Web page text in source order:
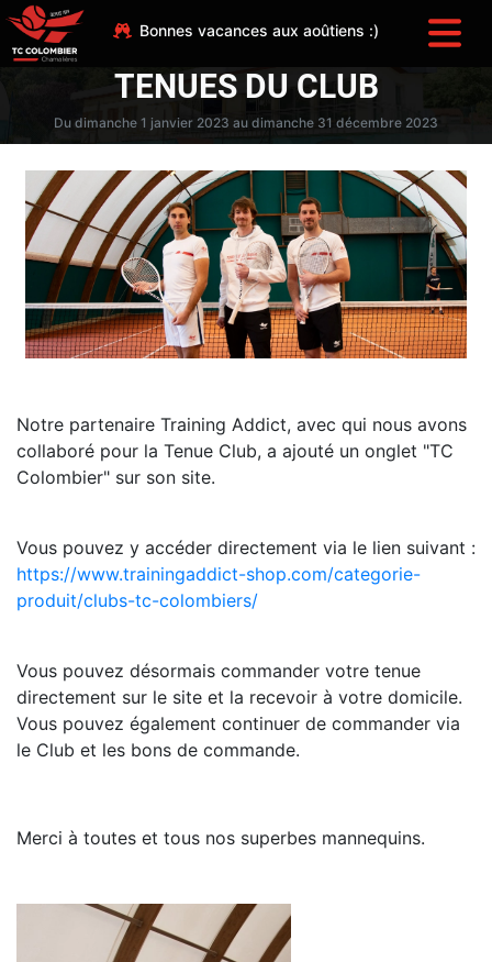
Bonnes vacances aux aoûtiens :)
TENUES DU CLUB
Du dimanche 1 janvier 2023 au dimanche 31 décembre 2023
Notre partenaire Training Addict, avec qui nous avons
collaboré pour la Tenue Club, a ajouté un onglet "TC
Colombier" sur son site.
Vous pouvez y accéder directement via le lien suivant :
https://www.trainingaddict-shop.com/categorie-
produit/clubs-tc-colombiers/
Vous pouvez désormais commander votre tenue
directement sur le site et la recevoir à votre domicile.
Vous pouvez également continuer de commander via
le Club et les bons de commande.
Merci à toutes et tous nos superbes mannequins.